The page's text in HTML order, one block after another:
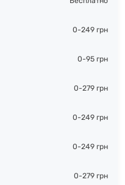
0-249 грн
0-95 грн
0-279 грн
0-249 грн
0-249 грн
0-279 грн